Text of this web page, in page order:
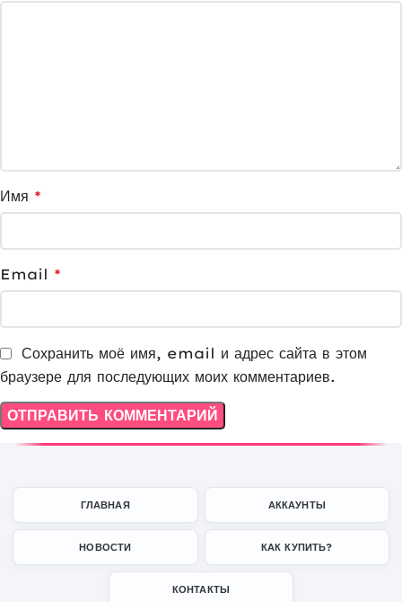
Имя *
Email *
Сохранить моё имя, email и адрес сайта в этом
браузере для последующих моих комментариев.
ГЛАВНАЯ АККАУНТЫ
НОВОСТИ КАК КУПИТЬ?
КОНТАКТЫ